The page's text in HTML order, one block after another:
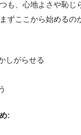
も、心地よさや恥じ
ずここから始めるの
しがらせる
: